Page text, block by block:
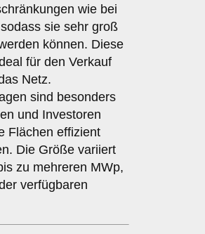
wie bei
sie sehr groß
können. Diese
für den Verkauf
Netz.
sind besonders
und Investoren
Flächen effizient
Die Größe variiert
zu mehreren MWp,
verfügbaren